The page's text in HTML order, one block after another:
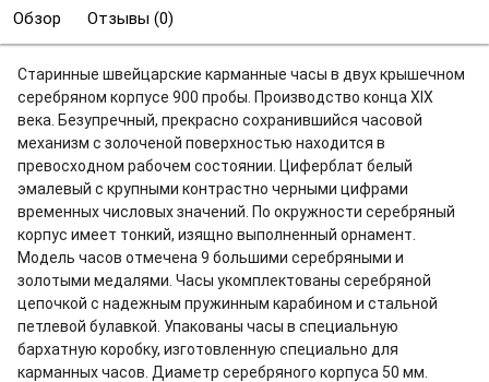
Обзор Отзывы (0)
Старинные швейцарские карманные часы в двух крышечном
серебряном корпусе 900 пробы. Производство конца XIX
века. Безупречный, прекрасно сохранившийся часовой
механизм с золоченой поверхностью находится в
превосходном рабочем состоянии. Циферблат белый
эмалевый с крупными контрастно черными цифрами
временных числовых значений. По окружности серебряный
корпус имеет тонкий, изящно выполненный орнамент.
Модель часов отмечена 9 большими серебряными и
золотыми медалями. Часы укомплектованы серебряной
цепочкой с надежным пружинным карабином и стальной
петлевой булавкой. Упакованы часы в специальную
бархатную коробку, изготовленную специально для
карманных часов. Диаметр серебряного корпуса 50 мм.